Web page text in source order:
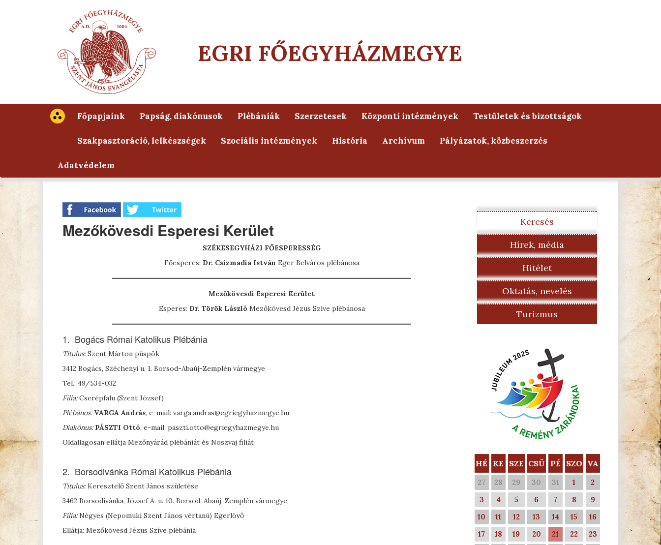
EGRI FŐEGYHÁZMEGYE
Főpapjaink Papság, diakónusok Plébániák Szerzetesek Központi intézmények Testületek és bizottságok
Szakpasztoráció, lelkészségek Szociális intézmények História Archívum Pályázatok, közbeszerzés
Adatvédelem
Mezőkövesdi Esperesi Kerület
SZÉKESEGYHÁZI FŐESPERESSÉG
Főesperes: Dr. Csizmadia István Eger Belváros plébánosa
Mezőkövesdi Esperesi Kerület
Esperes: Dr. Török László Mezőkövesd Jézus Szíve plébánosa
1. Bogács Római Katolikus Plébánia
Titulus:Szent Márton püspök
3412 Bogács, Széchenyi u. 1. Borsod-Abaúj-Zemplén vármegye
Tel.: 49/534-032
Filia:Cserépfalu (Szent József)
Plébános: VARGA András, e-mail: varga.andras@egriegyhazmegye.hu
Diakónus: PÁSZTI Ottó, e-mail: paszti.otto@egriegyhazmegye.hu
Oldallagosan ellátja Mezőnyárád plébániát és Noszvaj filiát
2. Borsodivánka Római Katolikus Plébánia
Titulus:Keresztelő Szent János születése
3462 Borsodivánka, József A. u. 10. Borsod-Abaúj-Zemplén vármegye
Filia:Négyes (Nepomuki Szent János vértanú) Egerlövő
Ellátja: Mezőkövesd Jézus Szíve plébánia
Keresés
Hírek, média
Hitélet
Oktatás, nevelés
Turizmus
HÉ KE SZE CSÜ PÉ SZO VA
27 28 29 30 31 1
2
3
4 5 6 7 8
9
10
11 12 13 14 15
16
17
18 19 20 21 22
23